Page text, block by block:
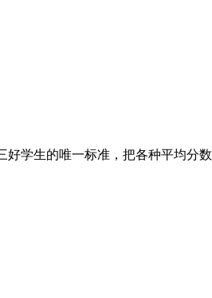
学生的唯一标准，把各种平均分数